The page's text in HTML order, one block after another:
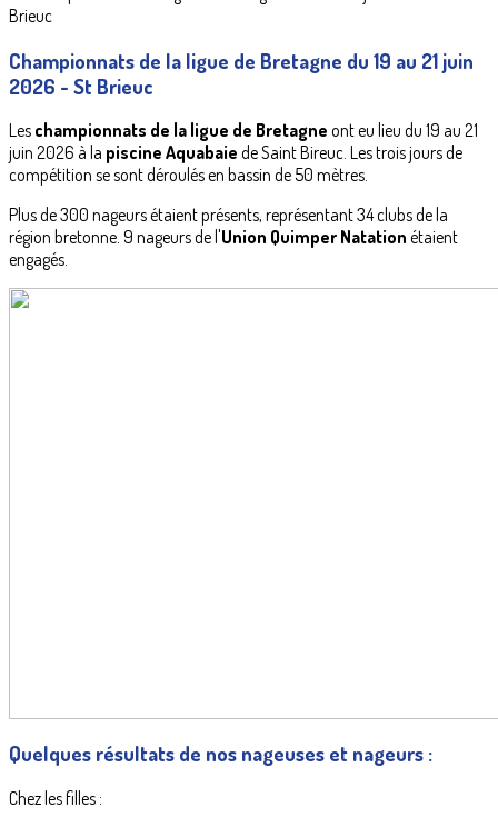
Championnats de la ligue de Bretagne du 19 au 21 juin
2026 - St Brieuc
Les championnats de la ligue de Bretagne ont eu lieu du 19 au 21
juin 2026 à la piscine Aquabaie de Saint Bireuc. Les trois jours de
compétition se sont déroulés en bassin de 50 mètres.
Plus de 300 nageurs étaient présents, représentant 34 clubs de la
région bretonne. 9 nageurs de l'Union Quimper Natation étaient
engagés.
Quelques résultats de nos nageuses et nageurs :
Chez les filles :